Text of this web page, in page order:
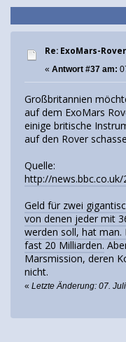
Re: ExoMars-
« Antwort #37 am:
Großbritannien
auf dem ExoMars
einige britische
auf den Rover
Quelle:
http://
Geld für zwei
von denen jeder mit
werden soll, hat
fast 20 Milliarden.
Marsmission, deren
nicht.
« Letzte Änderung: 07.